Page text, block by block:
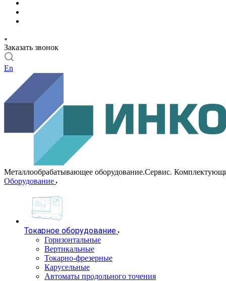
Заказать звонок
En
Металлообрабатывающее оборудование.Сервис.
Оборудование
Токарное оборудование
Горизонтальные
Вертикальные
Токарно-фрезерные
Карусельные
Автоматы продольного точения